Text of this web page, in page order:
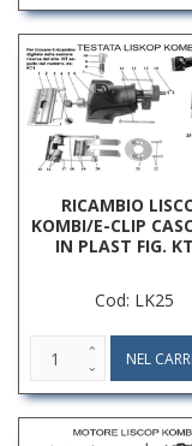
RICAMBIO
KOMBI/E-CLIP
IN PLAST FIG.
Cod: LK25